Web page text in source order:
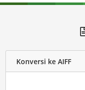
Konversi ke AIFF